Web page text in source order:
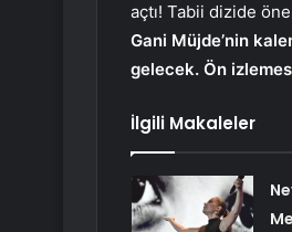
açtı! Tabii dizide
Gani Müjde’nin
gelecek. Ön
İlgili Makaleler